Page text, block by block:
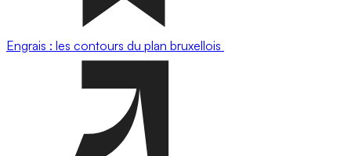
Engrais : les contours du plan bruxellois